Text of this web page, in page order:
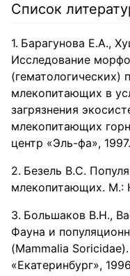
Список
Барагунова Е.А.,
Исследование
(гематологических)
млекопитающих в
загрязнения
млекопитающих
центр «Эль-фа», 1997.
Безель B.C.
млекопитающих. М.:
Большаков В.Н.,
Фауна и
(Mammalia
«Екатеринбург»,